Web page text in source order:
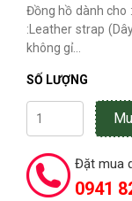
Đồng hồ dành cho
:Leather strap
không gỉ...
SỐ LƯỢNG
Đặt mua
0941